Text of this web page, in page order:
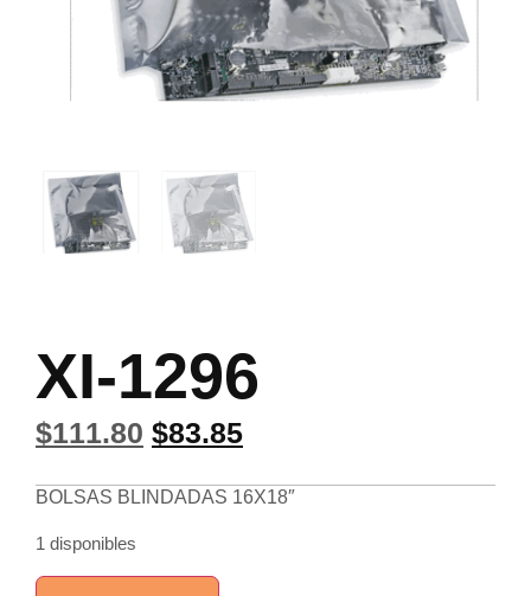
XI-1296
$111.80 $83.85
BOLSAS BLINDADAS 16X18″
1 disponibles